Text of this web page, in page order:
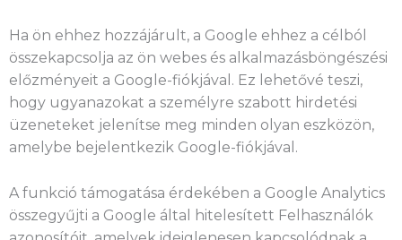
Ha ön ehhez hozzájárult, a Google ehhez a célból
összekapcsolja az ön webes és alkalmazásböngészési
előzményeit a Google-fiókjával. Ez lehetővé teszi,
hogy ugyanazokat a személyre szabott hirdetési
üzeneteket jelenítse meg minden olyan eszközön,
amelybe bejelentkezik Google-fiókjával.
A funkció támogatása érdekében a Google Analytics
összegyűjti a Google által hitelesített Felhasználók